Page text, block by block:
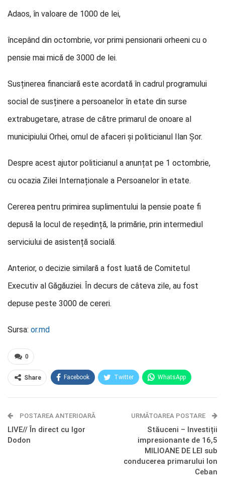
Adaos, în valoare de 1000 de lei,
începând din octombrie, vor primi pensionarii orheeni cu o
pensie mai mică de 3000 de lei.
Susținerea financiară este acordată în cadrul programului
social de susținere a persoanelor în etate din surse
extrabugetare, atrase de către primarul de onoare al
municipiului Orhei, omul de afaceri și politicianul Ilan Șor.
Despre acest ajutor politicianul a anunțat pe 1 octombrie,
cu ocazia Zilei Internaționale a Persoanelor în etate.
Cererea pentru primirea suplimentului la pensie poate fi
depusă la locul de reședință, la primărie, prin intermediul
serviciului de asistență socială.
Anterior, o decizie similară a fost luată de Comitetul
Executiv al Găgăuziei. În decurs de câteva zile, au fost
depuse peste 3000 de cereri.
Sursa: or.md
0
Share Facebook Twitter WhatsApp
Telegram OK.ru
POSTAREA ANTERIOARĂ
LIVE// În direct cu Igor
Dodon
URMĂTOAREA POSTARE
Stăuceni – Investiții
impresionante de 16,5
MILIOANE DE LEI sub
conducerea primarului Ion
Ceban